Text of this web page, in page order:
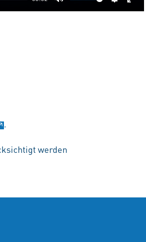
Mute Settings
Enter
.
werden